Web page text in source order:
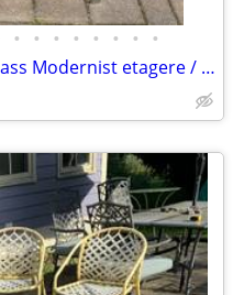
• • • • • • • •
Vintage Tubular Chrome & Glass Modernist etagere / shelf A175